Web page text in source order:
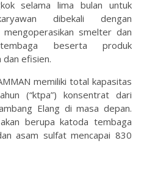
selama lima bulan untuk
dibekali dengan
smelter dan
beserta produk
dan efisien.
memiliki total kapasitas
(“ktpa”) konsentrat dari
Elang di masa depan.
berupa katoda tembaga
asam sulfat mencapai 830